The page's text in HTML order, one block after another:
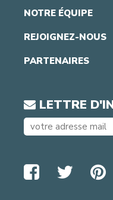
NOTRE ÉQUIPE
REJOIGNEZ-NOUS
PARTENAIRES
LETTRE